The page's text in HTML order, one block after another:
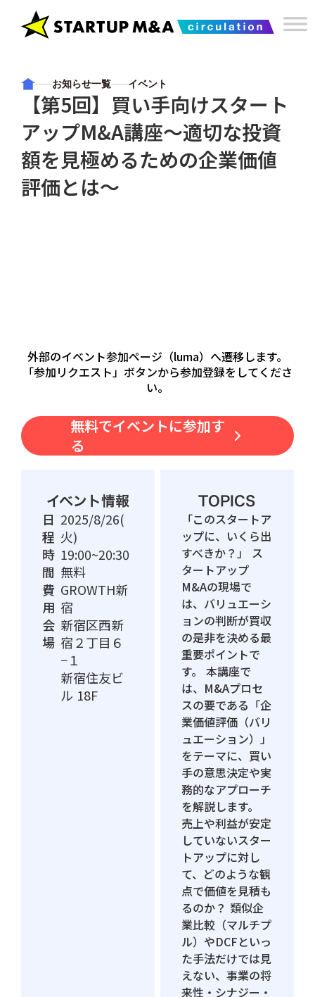
dehaze
お知らせ一覧 イベント
【第5回】買い手向けスタート
アップM&A講座〜適切な投資
額を見極めるための企業価値
評価とは〜
外部のイベント参加ページ（luma）へ遷移します。
「参加リクエスト」ボタンから参加登録をしてくださ
い。
無料でイベントに参加す
る
イベント情報
日
程
時
間
費
用
会
場
2025/8/26(
火)
19:00~20:30
無料
GROWTH新
宿
新宿区西新
宿２丁目６
−１
新宿住友ビ
ル 18F
TOPICS
​「このスタートア
ップに、いくら出
すべきか？」 ス
タートアップ
M&Aの現場で
は、バリュエーシ
ョンの判断が買収
の是非を決める最
重要ポイントで
す。 本講座で
は、M&Aプロセ
スの要である「企
業価値評価（バリ
ュエーション）」
をテーマに、買い
手の意思決定や実
務的なアプローチ
を解説します。
売上や利益が安定
していないスター
トアップに対し
て、どのような観
点で価値を見積も
るのか？ 類似企
業比較（マルチプ
ル）やDCFといっ
た手法だけでは見
えない、事業の将
来性・シナジー・